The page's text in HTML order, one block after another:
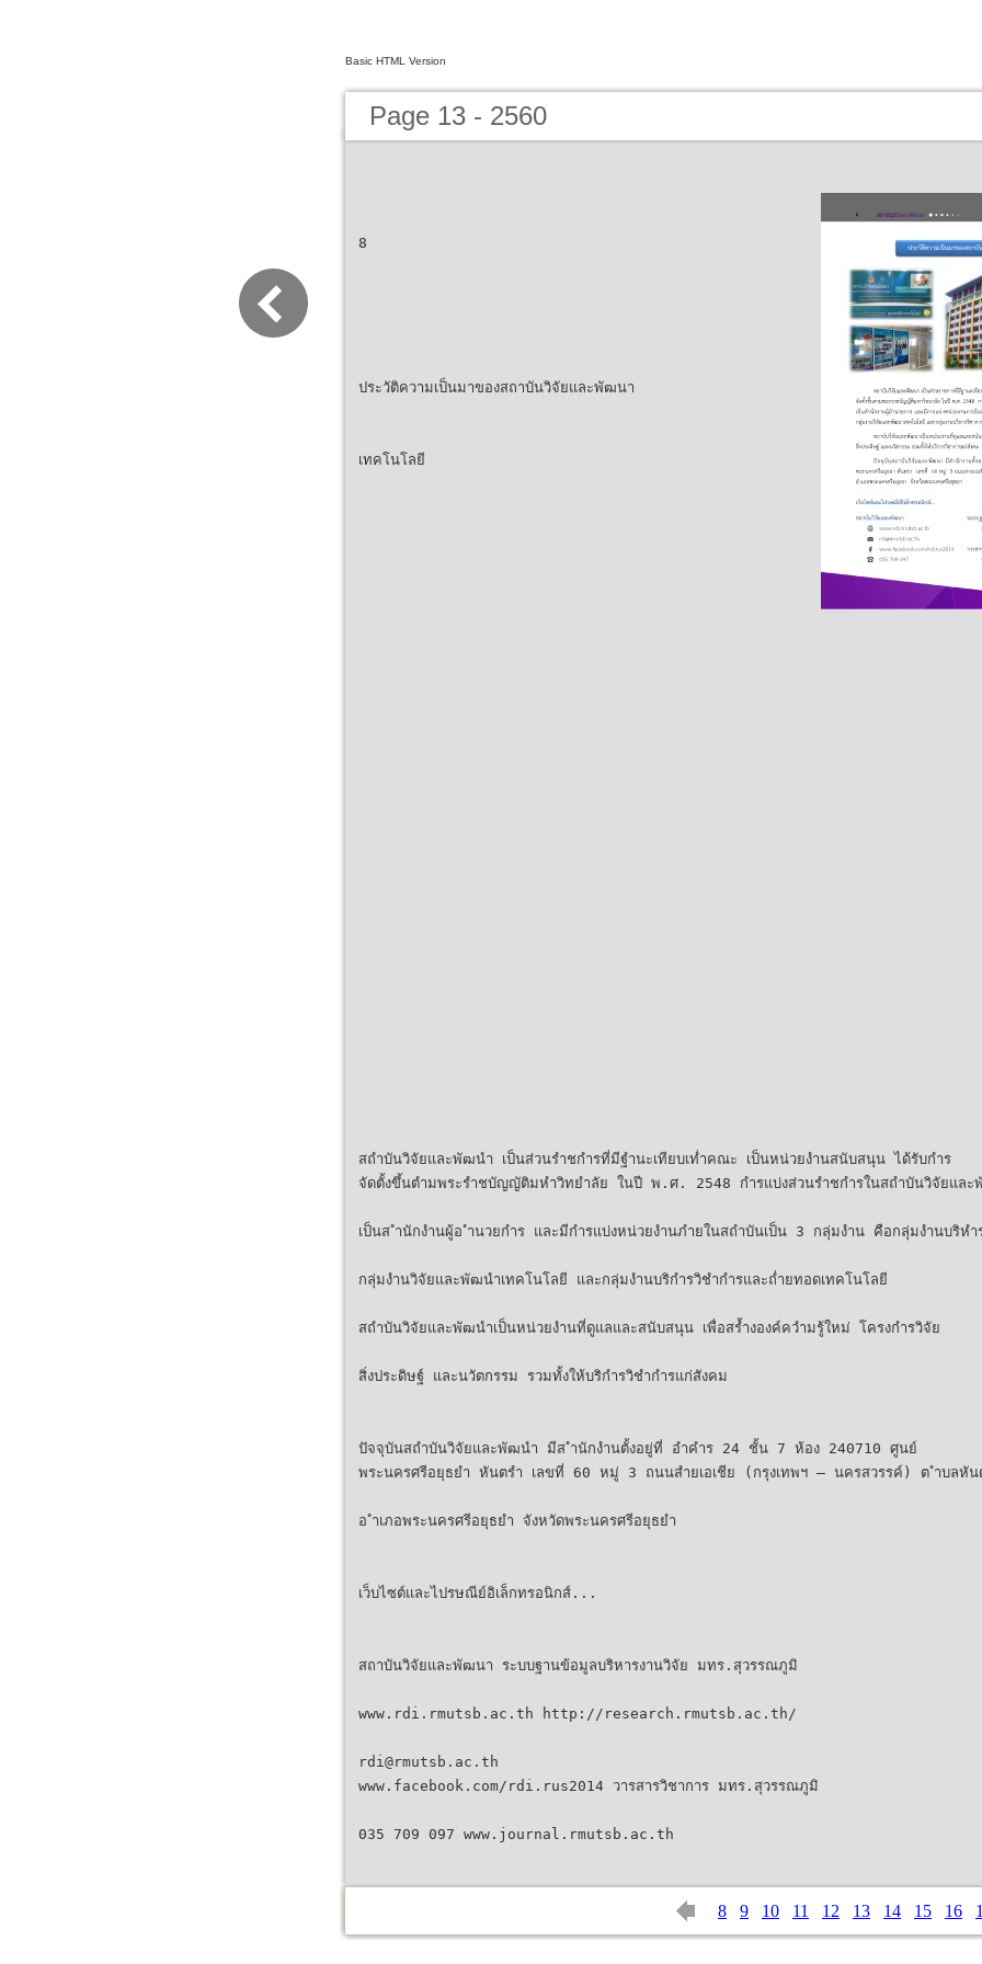
Basic HTML Version
Page 13 - 2560
8
ประวัติความเป็นมาของสถาบันวิจัยและพัฒนา
เทคโนโลยี
สถำบันวิจัยและพัฒนำ เป็นส่วนรำชกำรที่มีฐำนะเทียบเท่ำคณะ เป็นหน่วยงำนสนับสนุน ได้รับกำร
จัดตั้งขึ้นตำมพระรำชบัญญัติมหำวิทยำลัย ในปี พ.ศ. 2548 กำรแบ่งส่วนรำชกำรในสถำบันวิจัยและ
เป็นส ำนักงำนผู้อ ำนวยกำร และมีกำรแบ่งหน่วยงำนภำยในสถำบันเป็น 3 กลุ่มงำน คือกลุ่มงำนบริหำ
กลุ่มงำนวิจัยและพัฒนำเทคโนโลยี และกลุ่มงำนบริกำรวิชำกำรและถ่ำยทอดเทคโนโลยี
สถำบันวิจัยและพัฒนำเป็นหน่วยงำนที่ดูแลและสนับสนุน เพื่อสร้ำงองค์ควำมรู้ใหม่ โครงกำรวิจัย
สิ่งประดิษฐ์ และนวัตกรรม รวมทั้งให้บริกำรวิชำกำรแก่สังคม
ปัจจุบันสถำบันวิจัยและพัฒนำ มีส ำนักงำนตั้งอยู่ที่ อำคำร 24 ชั้น 7 ห้อง 240710 ศูนย์
พระนครศรีอยุธยำ หันตรำ เลขที่ 60 หมู่ 3 ถนนสำยเอเชีย (กรุงเทพฯ – นครสวรรค์) ต ำบลหัน
อ ำเภอพระนครศรีอยุธยำ จังหวัดพระนครศรีอยุธยำ
เว็บไซต์และไปรษณีย์อิเล็กทรอนิกส์...
สถาบันวิจัยและพัฒนา ระบบฐานข้อมูลบริหารงานวิจัย มทร.สุวรรณภูมิ
www.rdi.rmutsb.ac.th http://research.rmutsb.ac.th/
rdi@rmutsb.ac.th
www.facebook.com/rdi.rus2014 วารสารวิชาการ มทร.สุวรรณภูมิ
035 709 097 www.journal.rmutsb.ac.th
8 9 10 11 12 13 14 15 16